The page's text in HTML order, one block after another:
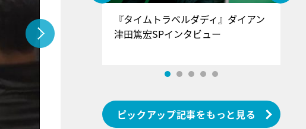
ーみんぐ』＝LOV
々木舞香SPインタ
『タイムトラベルダディ』ダイアン
津田篤宏SPインタビュー
ピックアップ記事をもっと見る